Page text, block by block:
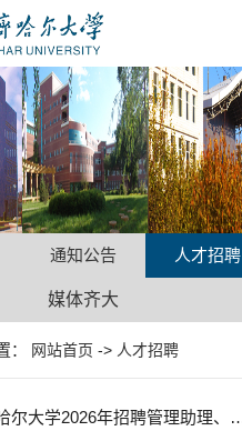
通知公告 人才招聘
媒体齐大
： 网站首页 -> 人才招聘
2026年招聘管理助理、教学助理现场资格确认及面试相关事宜的通知